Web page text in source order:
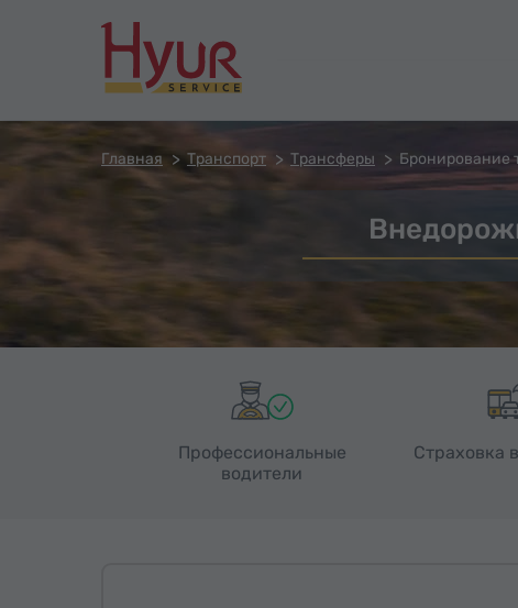
Главная Транспорт Трансферы Бронирование
Профессиональные
водители
Страховка